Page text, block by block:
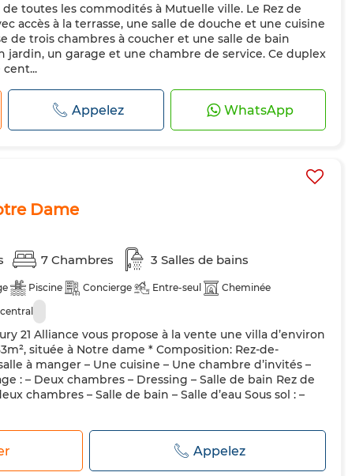
toutes les commodités à Mutuelle ville. Le Rez de
accès à la terrasse, une salle de douche et une cuisine
de trois chambres à coucher et une salle de bain
jardin, un garage et une chambre de service. Ce duplex
Appelez WhatsApp
Dame
7 Chambres 3 Salles de bains
Piscine Concierge Entre-seul
Cheminée
21 Alliance vous propose à la vente une villa d’environ
située à Notre dame * Composition: Rez-de-
à manger – Une cuisine – Une chambre d’invités –
: – Deux chambres – Dressing – Salle de bain Rez de
chambres – Salle de bain – Salle d’eau Sous sol : –
Appelez